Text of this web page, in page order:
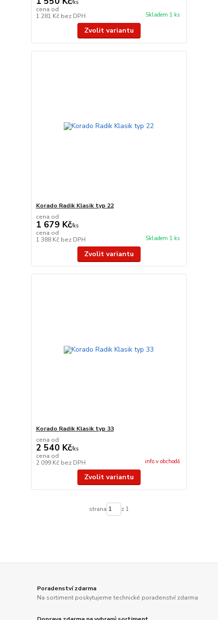
/ks
cena od
1 281 Kč bez DPH Skladem 1 ks
Zvolit variantu
Korado Radik Klasik typ 22
cena od
1 679 Kč/ks
cena od
1 388 Kč bez DPH Skladem 1 ks
Zvolit variantu
Korado Radik Klasik typ 33
cena od
2 540 Kč/ks
cena od
2 099 Kč bez DPH info v obchodě
Zvolit variantu
strana z 1
Poradenství zdarma
Na sortiment poskytujeme technické poradenství zdarma